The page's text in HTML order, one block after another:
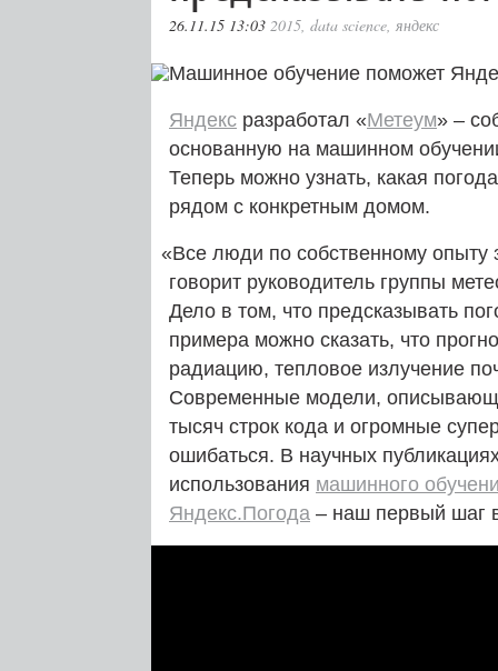
26.11.15 13:03 2015, data science, яндекс
Яндекс разработал «Метеум» –
основанную на машинном
Теперь можно узнать, какая
рядом с конкретным домом.
«Все люди по собственному опыту
говорит руководитель группы
Дело в том, что предсказывать
примера можно сказать, что
радиацию, тепловое излучение
Современные модели,
тысяч строк кода и огромные
ошибаться. В научных
использования машинного
Яндекс.Погода – наш первый шаг